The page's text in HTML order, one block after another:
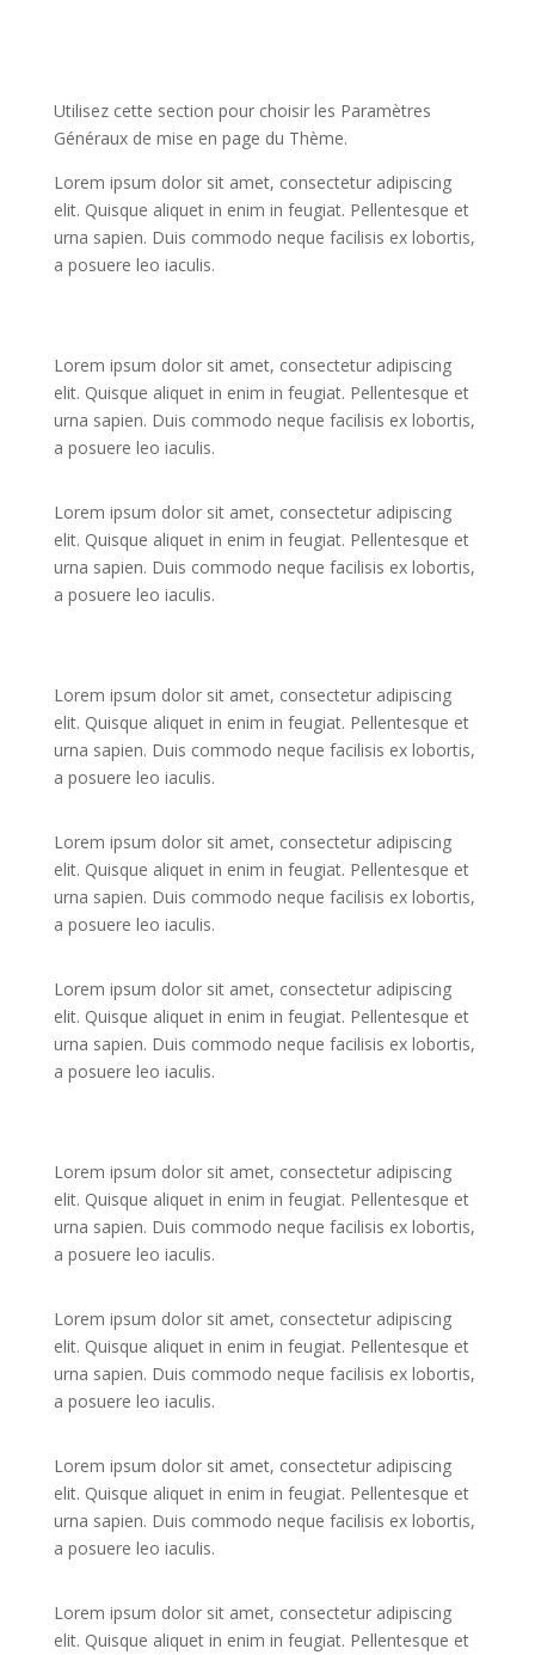
Utilisez cette section pour choisir les Paramètres
Généraux de mise en page du Thème.
Lorem ipsum dolor sit amet, consectetur adipiscing
elit. Quisque aliquet in enim in feugiat. Pellentesque et
urna sapien. Duis commodo neque facilisis ex lobortis,
a posuere leo iaculis.
Lorem ipsum dolor sit amet, consectetur adipiscing
elit. Quisque aliquet in enim in feugiat. Pellentesque et
urna sapien. Duis commodo neque facilisis ex lobortis,
a posuere leo iaculis.
Lorem ipsum dolor sit amet, consectetur adipiscing
elit. Quisque aliquet in enim in feugiat. Pellentesque et
urna sapien. Duis commodo neque facilisis ex lobortis,
a posuere leo iaculis.
Lorem ipsum dolor sit amet, consectetur adipiscing
elit. Quisque aliquet in enim in feugiat. Pellentesque et
urna sapien. Duis commodo neque facilisis ex lobortis,
a posuere leo iaculis.
Lorem ipsum dolor sit amet, consectetur adipiscing
elit. Quisque aliquet in enim in feugiat. Pellentesque et
urna sapien. Duis commodo neque facilisis ex lobortis,
a posuere leo iaculis.
Lorem ipsum dolor sit amet, consectetur adipiscing
elit. Quisque aliquet in enim in feugiat. Pellentesque et
urna sapien. Duis commodo neque facilisis ex lobortis,
a posuere leo iaculis.
Lorem ipsum dolor sit amet, consectetur adipiscing
elit. Quisque aliquet in enim in feugiat. Pellentesque et
urna sapien. Duis commodo neque facilisis ex lobortis,
a posuere leo iaculis.
Lorem ipsum dolor sit amet, consectetur adipiscing
elit. Quisque aliquet in enim in feugiat. Pellentesque et
urna sapien. Duis commodo neque facilisis ex lobortis,
a posuere leo iaculis.
Lorem ipsum dolor sit amet, consectetur adipiscing
elit. Quisque aliquet in enim in feugiat. Pellentesque et
urna sapien. Duis commodo neque facilisis ex lobortis,
a posuere leo iaculis.
Lorem ipsum dolor sit amet, consectetur adipiscing
elit. Quisque aliquet in enim in feugiat. Pellentesque et